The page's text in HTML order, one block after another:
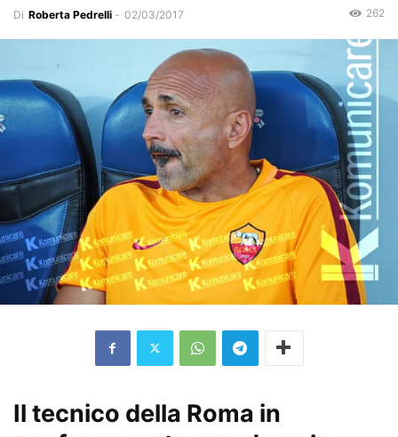
Di Roberta Pedrelli - 02/03/2017 262
Il tecnico della Roma in